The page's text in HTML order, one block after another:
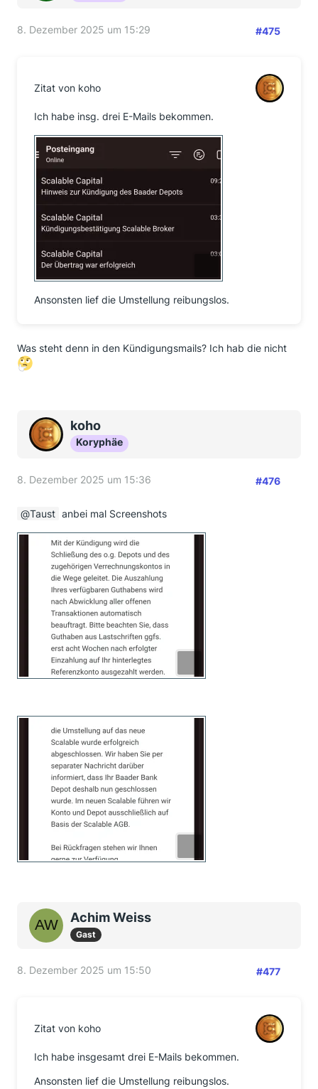
8. Dezember 2025 um 15:29 #475
Zitat von koho
Ich habe insg. drei E-Mails bekommen.
Ansonsten lief die Umstellung reibungslos.
Was steht denn in den Kündigungsmails? Ich hab die nicht
koho
Koryphäe
8. Dezember 2025 um 15:36 #476
Taust anbei mal Screenshots
Achim Weiss
Gast
8. Dezember 2025 um 15:50 #477
Zitat von koho
Ich habe insgesamt drei E-Mails bekommen.
Ansonsten lief die Umstellung reibungslos.